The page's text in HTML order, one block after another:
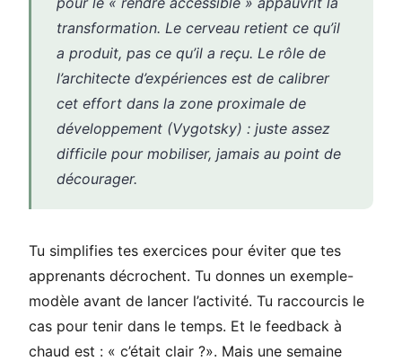
transformation. Le cerveau retient ce qu’il
a produit, pas ce qu’il a reçu. Le rôle de
l’architecte d’expériences est de calibrer
cet effort dans la zone proximale de
développement (Vygotsky) : juste assez
difficile pour mobiliser, jamais au point de
décourager.
Tu simplifies tes exercices pour éviter que tes
apprenants décrochent. Tu donnes un exemple-
modèle avant de lancer l’activité. Tu raccourcis le
cas pour tenir dans le temps. Et le feedback à
chaud est : « c’était clair ?». Mais une semaine